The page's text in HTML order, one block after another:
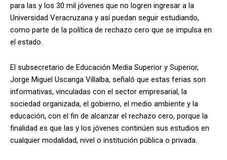
para las y los 30 mil jóvenes que no logren ingresar a la
Universidad Veracruzana y así puedan seguir estudiando,
como parte de la política de rechazo cero que se impulsa en
el estado.
El subsecretario de Educación Media Superior y Superior,
Jorge Miguel Uscanga Villalba, señaló que estas ferias son
informativas, vinculadas con el sector empresarial, la
sociedad organizada, el gobierno, el medio ambiente y la
educación, con el fin de alcanzar el rechazo cero, porque la
finalidad es que las y los jóvenes continúen sus estudios en
cualquier modalidad, nivel o institución pública o privada.